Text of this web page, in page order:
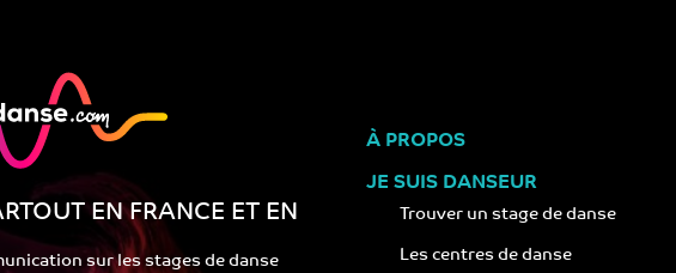
EN FRANCE ET EN
sur les stages de danse
À PROPOS
JE SUIS DANSEUR
Trouver un stage de danse
Les centres de danse